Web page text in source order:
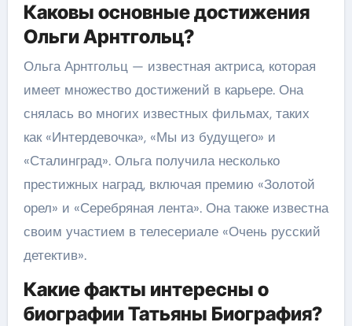
Каковы основные достижения
Ольги Арнтгольц?
Ольга Арнтгольц — известная актриса, которая
имеет множество достижений в карьере. Она
снялась во многих известных фильмах, таких
как «Интердевочка», «Мы из будущего» и
«Сталинград». Ольга получила несколько
престижных наград, включая премию «Золотой
орел» и «Серебряная лента». Она также известна
своим участием в телесериале «Очень русский
детектив».
Какие факты интересны о
биографии Татьяны Биография?